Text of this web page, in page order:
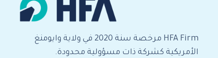
HFA Firm مرخصة سنة 2020 في ولاية وايومنغ
الأمريكية كشركة ذات مسؤولية محدودة.